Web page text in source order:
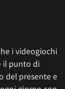
i videogiochi
il punto di
del presente e